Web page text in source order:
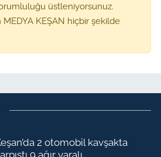
üstleniyorsunuz.
MEDYA KEŞAN hiçbir şekilde
2 otomobil kavşakta